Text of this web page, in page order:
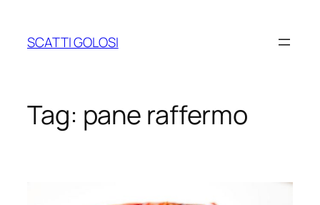
contenuto
SCATTI GOLOSI
Tag: pane raffermo